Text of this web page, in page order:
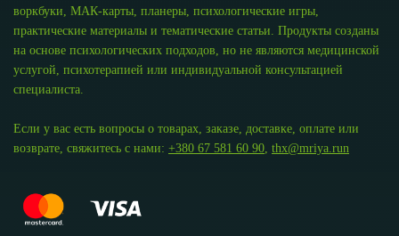
воркбуки, МАК-карты, планеры, психологические игры,
практические материалы и тематические статьи. Продукты созданы
на основе психологических подходов, но не являются медицинской
услугой, психотерапией или индивидуальной консультацией
специалиста.
Если у вас есть вопросы о товарах, заказе, доставке, оплате или
возврате, свяжитесь с нами: +380 67 581 60 90, thx@mriya.run